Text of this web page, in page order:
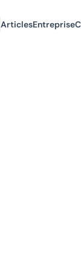
ArticlesEntreprise